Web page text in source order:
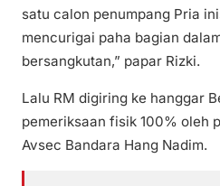
satu calon penumpang Pria
mencurigai paha bagian
bersangkutan,” papar Rizki.
Lalu RM digiring ke hanggar
pemeriksaan fisik 100% oleh
Avsec Bandara Hang Nadim.